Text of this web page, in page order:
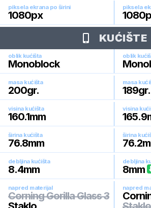
piksela ekrana po širini
1080px
piksela
1080
KUĆIŠTE
oblik kućišta
Monoblock
oblik
masa kućišta
200gr.
masa
189gr.
visina kućišta
160.1mm
visina
165.9
širina kućišta
76.8mm
širina
76.2
debljina kućišta
8.4mm
debljina
8mm
napred materijal
Corning Gorilla Glass 3
napred